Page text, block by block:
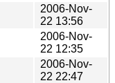
2006-Nov-
22 13:56
2006-Nov-
22 12:35
2006-Nov-
22 22:47